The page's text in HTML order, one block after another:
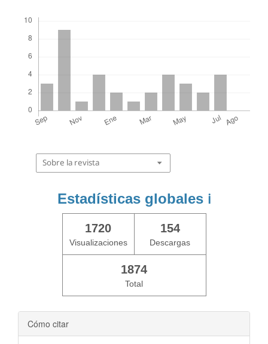
Sobre la revista
Estadísticas globales ℹ️
1720
Visualizaciones
154
Descargas
1874
Total
Cómo citar